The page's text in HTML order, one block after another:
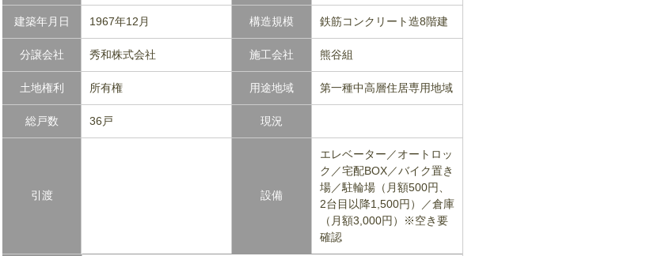
建築年月日 1967年12月 構造規模 鉄筋コンクリート造8階建
分譲会社 秀和株式会社 施工会社 熊谷組
土地権利 所有権 用途地域 第一種中高層住居専用地域
総戸数 36戸 現況
引渡 設備
エレベーター／オートロッ
ク／宅配BOX／バイク置き
場／駐輪場（月額500円、
2台目以降1,500円）／倉庫
（月額3,000円）※空き要
確認